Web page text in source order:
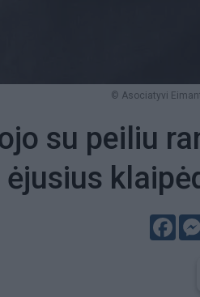
© Asociatyvi
su peiliu